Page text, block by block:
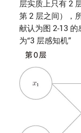
层实质上只有 2
第 2 层之间），
献认为图 2-13
为“3 层感知机”